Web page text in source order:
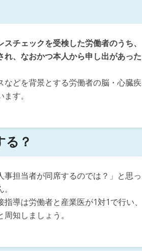
チェックを受検した労働者のうち、
、なおかつ本人から申し出があった
どを背景とする労働者の脳・心臓疾
す。
る？
担当者が同席するのでは？」と思っ
導は労働者と産業医が1対1で行い、
知しましょう。